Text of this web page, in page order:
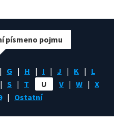
G H I J K
L
S T U V W
X
Ostatní
písmeno pojmu